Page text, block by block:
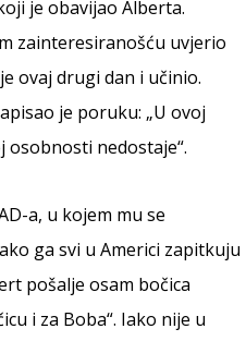
je obavijao Alberta.
zainteresiranošću uvjerio
ovaj drugi dan i učinio.
je poruku: „U ovoj
nedostaje“.
a, u kojem mu se
ga svi u Americi zapitkuju
pošalje osam bočica
i za Boba“. Iako nije u